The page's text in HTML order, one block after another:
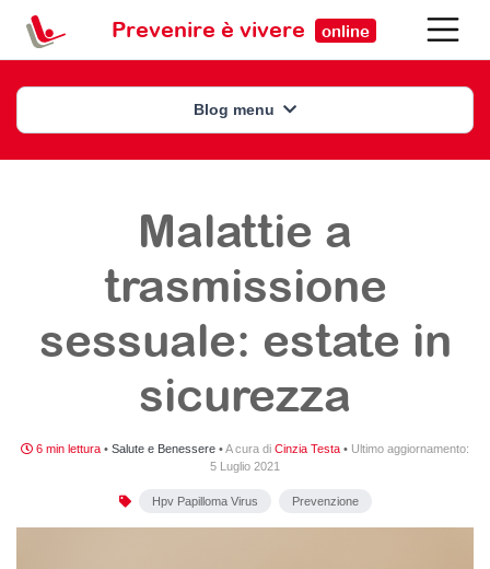
Prevenire è vivere online
Blog menu
Malattie a
trasmissione
sessuale: estate in
sicurezza
6 min lettura • Salute e Benessere •A cura di Cinzia Testa • Ultimo aggiornamento:
5 Luglio 2021
Hpv Papilloma Virus Prevenzione